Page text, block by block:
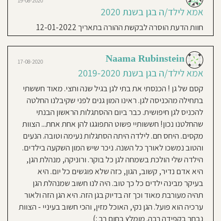
חוגים
התפתחותי
תיאטרון,
חי-גן,
מוזיקה,
תזונה:
בישול
בסיס
תפריט
קופת
חולים
מכבי
שעות
פעילות
7:00-
17:00\18:00
שעות
בשישי:
7:30-
12:00
שישי
גישה
אמא לילד/ה בגן בשנת 2020
חוות הדעת הוסרה לבקשת ההורה בתאריך 12-01-2022
17-08-2020 Naama Rubinstein
אמא לילד/ה בגן בשנת 2019-2020
קסם של גן ! הכנסתי את בתי לגן בגיל שנה וחצי. מאוד חששתי
בתחילה מהכניסה לגן. ראינו המון גנים לפני שקיבלנו החלטה
להכניס לגן חיפושית. כבר ביום ההסתגלות הראשון הבנתי
שהחלטנו נכון! חששותיי פשוט התפוגגו להן אחת אחת... הצוות
מקסים. היחס חם. לילדה היתה הסתגלות נעימה וטובה. הנעים
והטוב נמשכו לאורך כל השנה. ניכר שיש המון השקעה בילדים.
הילדה שלי הולכת בשמחה לגן כל בוקר. ורוניקה, מנהלת הגן,
היא אדם נדיר, קשוב, הגון, כזה שלא פוגשים כל יום. היא
בעיקר מבינה ילדים כל כך טוב. היה לנו חשוב שמנהלת הגן
תהיה מעורבת מאוד וכך זה בדיוק בגן הזה. היא הגן הזה ולאור
ערכיה הוא פועל. הגן נקי, האוכל מזין, והכי חשוב בעיניי - הצוות
נבחר בקפידה רבה. מומלץ בחום רב :)
צוות מקסים, מאוד משקיעים בילדים
ממליצה בחום
04-09-2019 Mayan Asif-Levy
-2019
ברגע שנכנסים לגן חיפושית יש תחושה
נעימה. תחושה שהגעת למקום רגוע
ונעים לילדים. ורוניקה והצוות מקסימות
והבת שלנו הולכת לגן בשמחה!
04-09-2019 Ganit Gray
אמא לילד/ה בגן בשנת 2018-
2019
גן חיפושית הוא גן מאוד נעים, פשוט חם